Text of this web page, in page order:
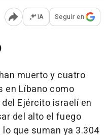
Abrir opciones para
IA Seguir en
muerto y cuatro
en Líbano como
Ejército israelí en
del alto el fuego
que suman ya 3.304